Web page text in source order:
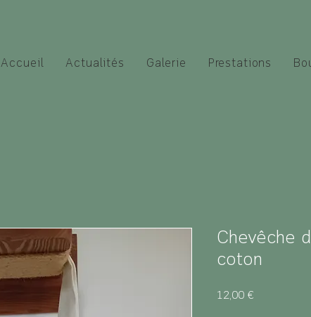
Accueil Actualités Galerie Prestations
Chevêche
coton
12,00 €Prix